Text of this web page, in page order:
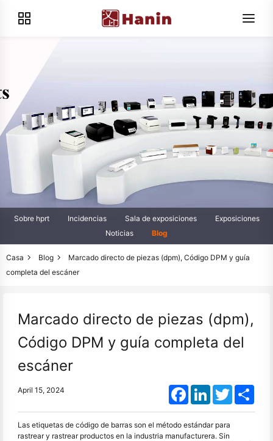
Sobre hprt Incidencias Sala de exposiciones
Exposiciones
Noticias
Blog
Casa Blog
Marcado directo de piezas (dpm), Código DPM y guía
completa del escáner
Marcado directo de piezas (dpm),
Código DPM y guía completa del
escáner
April 15, 2024 FacebookLinkedInTwitter
Las etiquetas de código de barras son el método estándar para
rastrear y rastrear productos en la industria manufacturera. Sin